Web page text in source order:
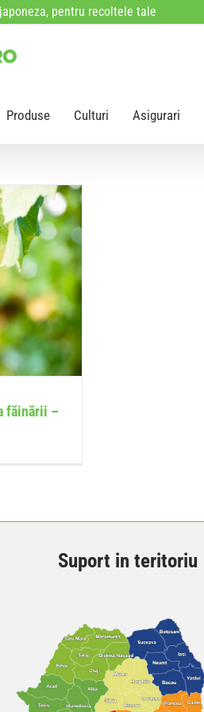
pentru recoltele tale
Produse Culturi Asigurari
făinării –
Suport in teritoriu